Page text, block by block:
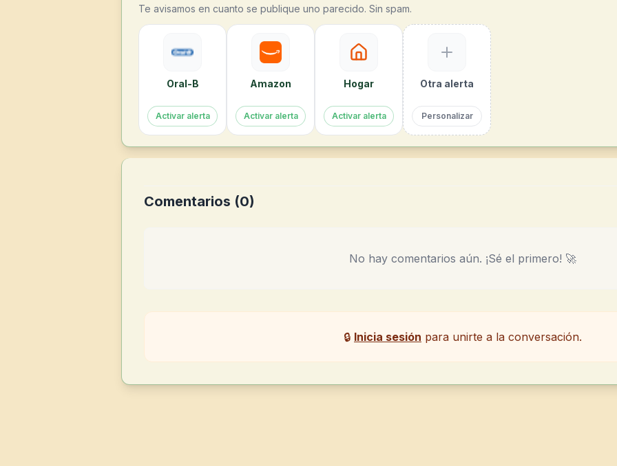
Te avisamos en cuanto se publique uno parecido. Sin spam.
Oral-B
Activar alerta
Amazon
Activar alerta
Hogar
Activar alerta
Otra alerta
Personalizar
Comentarios (0)
No hay comentarios aún. ¡Sé el primero! 🚀
🔒 Inicia sesión para unirte a la conversación.